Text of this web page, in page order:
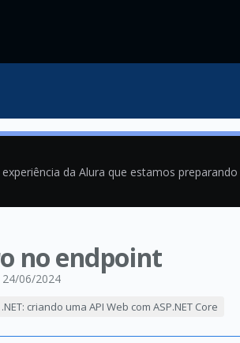
da Alura que estamos
no endpoint
06/2024
.NET: criando uma API Web com ASP.NET Core